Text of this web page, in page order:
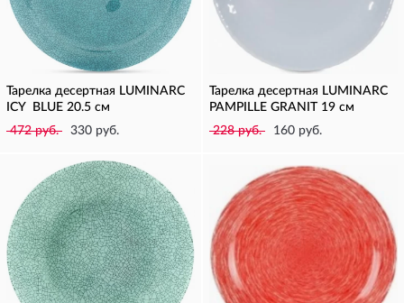
Тарелка десертная LUMINARC
ICY BLUE 20.5 см
472 руб.
330 руб.
Тарелка десертная LUMINARC
PAMPILLE GRANIT 19 см
228 руб.
160 руб.